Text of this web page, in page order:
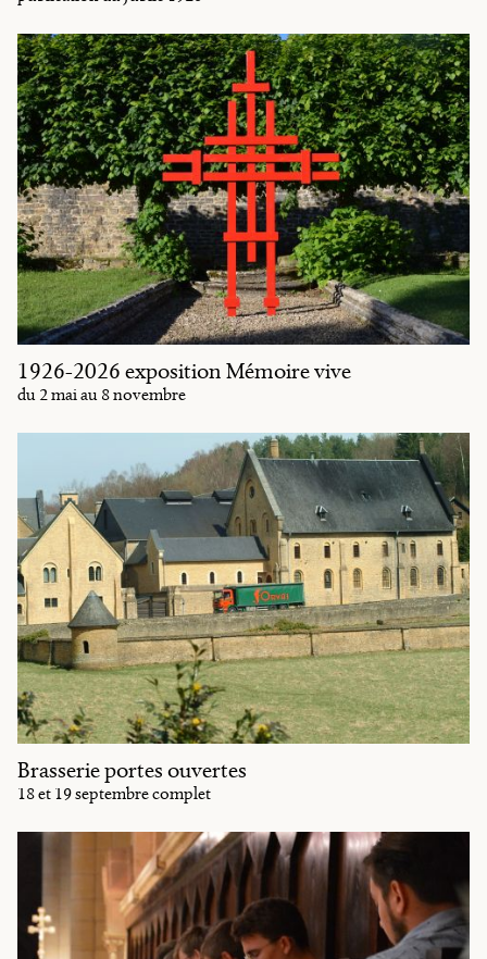
1926-2026 exposition Mémoire vive
du 2 mai au 8 novembre
Brasserie portes ouvertes
18 et 19 septembre complet